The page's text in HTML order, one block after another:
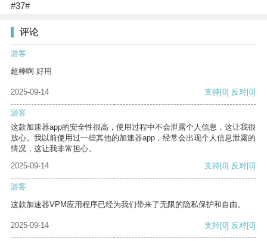
#37#
评论
游客
超棒啊 好用
2025-09-14 支持[0] 反对[0]
游客
这款加速器app的安全性很高，使用过程中不会泄露个人信息，这让我很
放心。我以前使用过一些其他的加速器app，经常会出现个人信息泄露的
情况，这让我非常担心。
2025-09-14
支持[0] 反对[0]
游客
这款加速器VPM应用程序已经为我们带来了无限的隐私保护和自由。
2025-09-14 支持[0] 反对[0]